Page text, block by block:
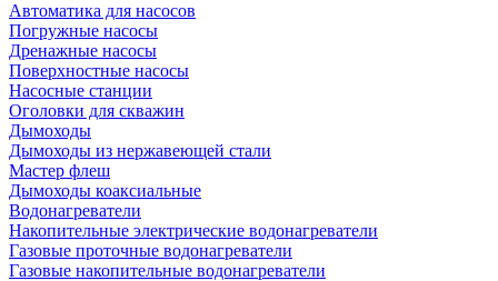
Автоматика для насосов
Погружные насосы
Дренажные насосы
Поверхностные насосы
Насосные станции
Оголовки для скважин
Дымоходы
Дымоходы из нержавеющей стали
Мастер флеш
Дымоходы коаксиальные
Водонагреватели
Накопительные электрические водонагреватели
Газовые проточные водонагреватели
Газовые накопительные водонагреватели